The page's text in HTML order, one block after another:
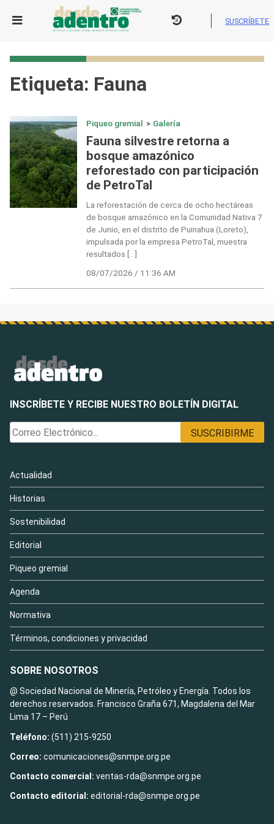
SUSCRÍBETE
Etiqueta: Fauna
Piqueo gremial > Galería
Fauna silvestre retorna a
bosque amazónico
reforestado con participación
de PetroTal
La reforestación de cerca de ocho hectáreas
de bosque amazónico en la Comunidad Nativa 7
de Junio, en el distrito de Puinahua (Loreto),
impulsada por la empresa PetroTal, muestra
resultados […]
08/07/2026 / 11:36 AM
INSCRÍBETE Y RECIBE NUESTRO BOLETÍN DIGITAL
Actualidad
Historias
Sostenibilidad
Editorial
Piqueo gremial
Agenda
Normativa
Términos, condiciones y privacidad
SOBRE NOSOTROS
@ Sociedad Nacional de Minería, Petróleo y Energía. Todos los
derechos reservados. Francisco Graña 671, Magdalena del Mar
Lima 17 – Perú
Teléfono: (511) 215-9250
Correo: comunicaciones@snmpe.org.pe
Contacto comercial: ventas-rda@snmpe.org.pe
Contacto editorial: editorial-rda@snmpe.org.pe